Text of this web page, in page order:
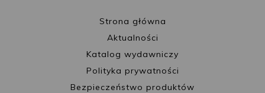
Strona główna
Aktualności
Katalog wydawniczy
Polityka prywatności
Bezpieczeństwo produktów